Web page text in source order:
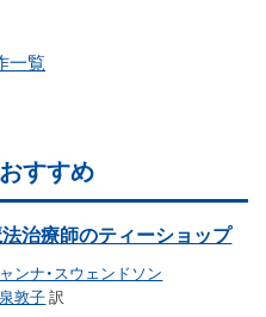
一覧
すすめ
治療師のティーショップ
ンナ・スウェンドソン
敦子訳